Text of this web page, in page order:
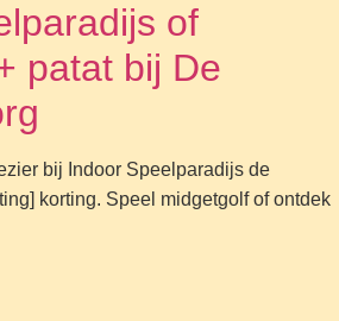
of
patat bij De
bij Indoor Speelparadijs de
korting. Speel midgetgolf of ontdek